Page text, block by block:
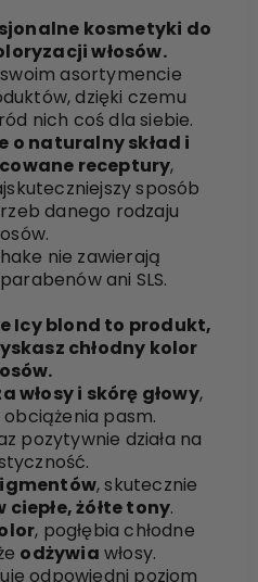
kosmetyki do
włosów.
asortymencie
dzięki czemu
nich coś dla siebie.
o naturalny skład i
receptury,
sposób
danego rodzaju
nie zawierają
ani SLS.
Icy blond to produkt,
chłodny kolor
włosy i skórę głowy,
pasm.
pozytywnie działa na
, skutecznie
ciepłe, żółte tony.
, pogłębia chłodne
odżywia włosy.
odpowiedni poziom